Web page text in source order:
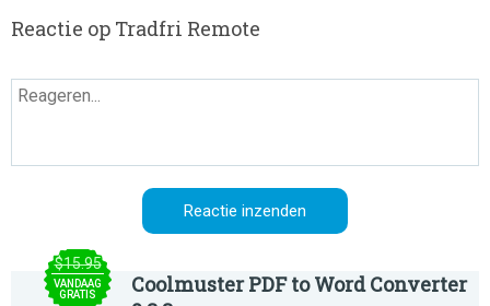
Reactie op Tradfri Remote
$15.95
VANDAAG
GRATIS
Coolmuster PDF to Word Converter